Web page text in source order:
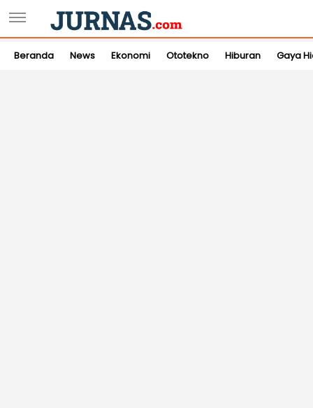
Beranda News Ekonomi Ototekno Hiburan Gaya